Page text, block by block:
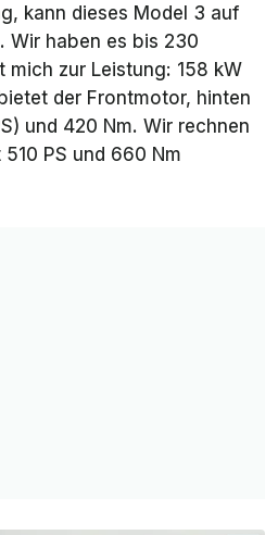
kann dieses Model 3 auf
Wir haben es bis 230
mich zur Leistung: 158 kW
der Frontmotor, hinten
und 420 Nm. Wir rechnen
PS und 660 Nm